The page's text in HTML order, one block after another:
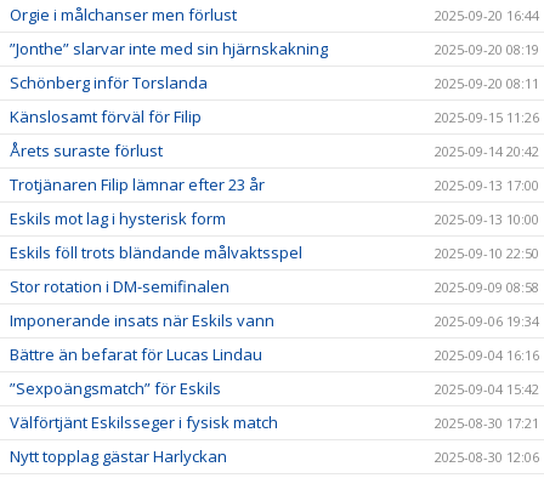
Orgie i målchanser men förlust 2025-09-20 16:44
”Jonthe” slarvar inte med sin hjärnskakning 2025-09-20 08:19
Schönberg inför Torslanda 2025-09-20 08:11
Känslosamt förväl för Filip 2025-09-15 11:26
Årets suraste förlust 2025-09-14 20:42
Trotjänaren Filip lämnar efter 23 år 2025-09-13 17:00
Eskils mot lag i hysterisk form 2025-09-13 10:00
Eskils föll trots bländande målvaktsspel 2025-09-10 22:50
Stor rotation i DM-semifinalen 2025-09-09 08:58
Imponerande insats när Eskils vann 2025-09-06 19:34
Bättre än befarat för Lucas Lindau 2025-09-04 16:16
”Sexpoängsmatch” för Eskils 2025-09-04 15:42
Välförtjänt Eskilsseger i fysisk match 2025-08-30 17:21
Nytt topplag gästar Harlyckan 2025-08-30 12:06